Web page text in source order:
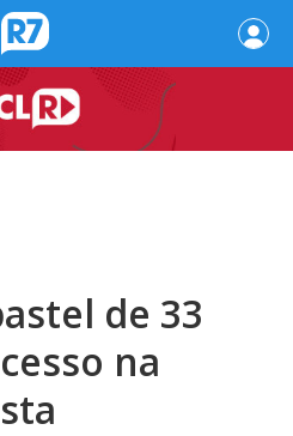
de 33
na